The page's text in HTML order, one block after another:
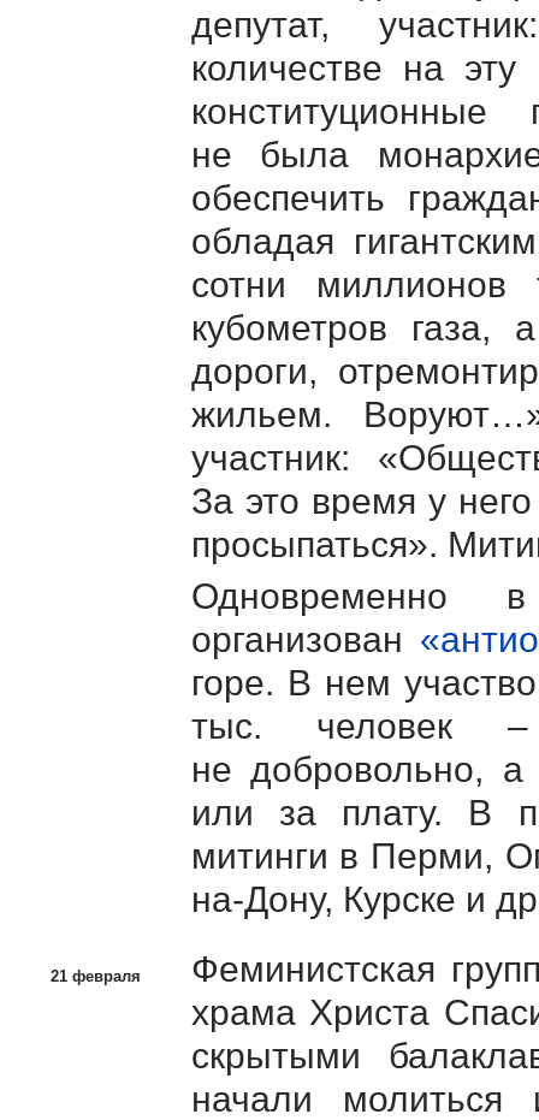
депутат,
количестве на
не была
обеспечить
обладая
сотни миллионов
кубометров
дороги,
жильем.
участник:
За это время у
просыпаться».
Одновременно
организован
горе. В нем
тыс. человек
не добровольно,
или за плату. В
митинги в Перми,
на-Дону, Курске и
21 февраля
Феминистская
храма Христа
скрытыми
начали молиться